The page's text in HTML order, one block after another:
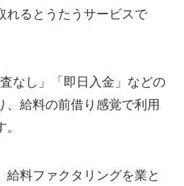
れるとうたうサービスで
なし」「即日入金」などの
、給料の前借り感覚で利用
給料ファクタリングを業と